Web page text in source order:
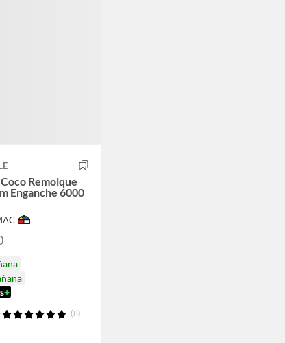
Remolque
Enganche 6000
+
(8)